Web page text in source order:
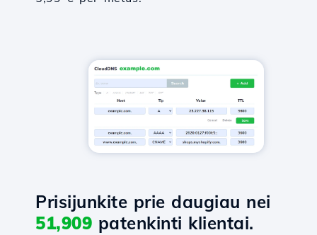
Prisijunkite prie daugiau nei
51,909 patenkinti klientai.